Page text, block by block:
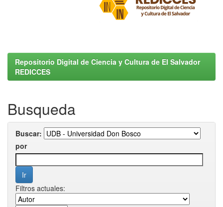
Repositorio Digital de Ciencia y Cultura de El Salvador
REDICCES
Busqueda
Buscar:
por
Filtros actuales: